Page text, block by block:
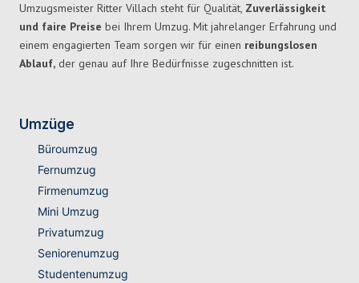
Umzugsmeister Ritter Villach steht für Qualität, Zuverlässigkeit
und faire Preise bei Ihrem Umzug. Mit jahrelanger Erfahrung und
einem engagierten Team sorgen wir für einen reibungslosen
Ablauf, der genau auf Ihre Bedürfnisse zugeschnitten ist.
Umzüge
Büroumzug
Fernumzug
Firmenumzug
Mini Umzug
Privatumzug
Seniorenumzug
Studentenumzug